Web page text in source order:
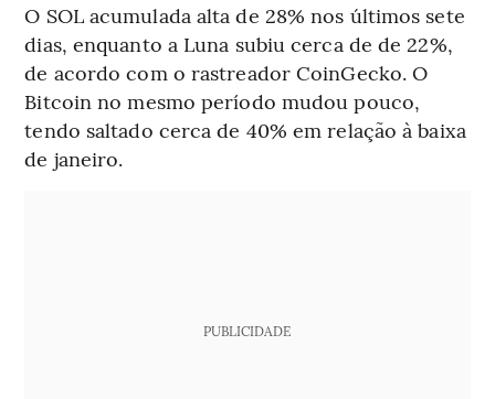
O SOL acumulada alta de 28% nos últimos sete
dias, enquanto a Luna subiu cerca de de 22%,
de acordo com o rastreador CoinGecko. O
Bitcoin no mesmo período mudou pouco,
tendo saltado cerca de 40% em relação à baixa
de janeiro.
PUBLICIDADE